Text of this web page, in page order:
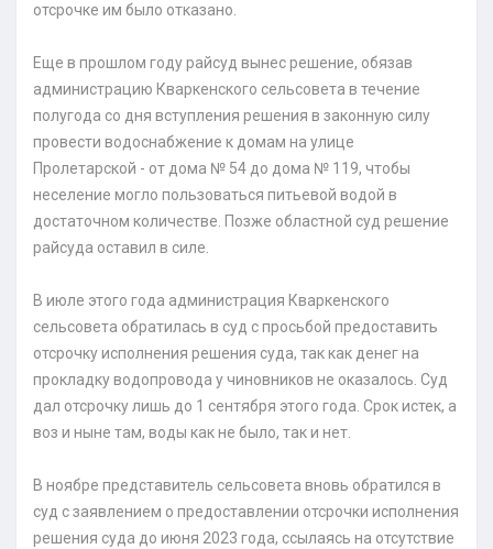
отсрочке им было отказано.
Еще в прошлом году райсуд вынес решение, обязав
администрацию Кваркенского сельсовета в течение
полугода со дня вступления решения в законную силу
провести водоснабжение к домам на улице
Пролетарской - от дома № 54 до дома № 119, чтобы
неселение могло пользоваться питьевой водой в
достаточном количестве. Позже областной суд решение
райсуда оставил в силе.
В июле этого года администрация Кваркенского
сельсовета обратилась в суд с просьбой предоставить
отсрочку исполнения решения суда, так как денег на
прокладку водопровода у чиновников не оказалось. Суд
дал отсрочку лишь до 1 сентября этого года. Срок истек, а
воз и ныне там, воды как не было, так и нет.
В ноябре представитель сельсовета вновь обратился в
суд с заявлением о предоставлении отсрочки исполнения
решения суда до июня 2023 года, ссылаясь на отсутствие